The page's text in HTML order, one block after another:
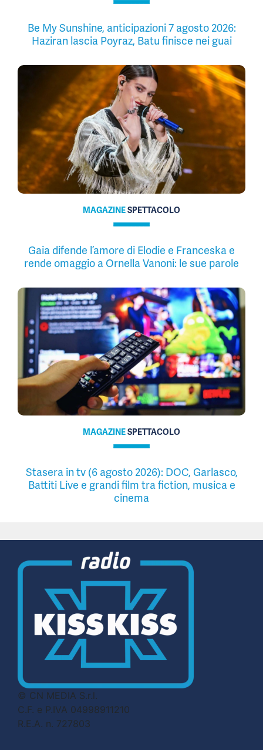
Be My Sunshine, anticipazioni 7 agosto 2026:
Haziran lascia Poyraz, Batu finisce nei guai
MAGAZINESPETTACOLO
Gaia difende l’amore di Elodie e Franceska e
rende omaggio a Ornella Vanoni: le sue parole
MAGAZINESPETTACOLO
Stasera in tv (6 agosto 2026): DOC, Garlasco,
Battiti Live e grandi film tra fiction, musica e
cinema
© CN MEDIA S.r.l.
C.F. e P.IVA 04998911210
R.E.A. n. 727803